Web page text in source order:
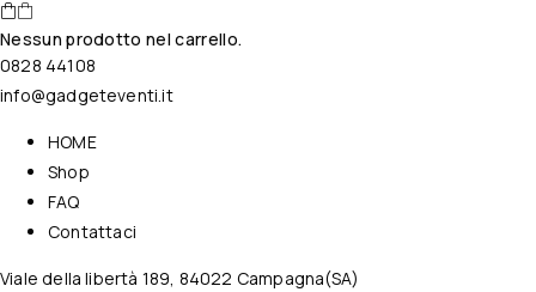
Nessun prodotto nel carrello.
0828 44108
info@gadgeteventi.it
HOME
Shop
FAQ
Contattaci
Viale della libertà 189, 84022 Campagna(SA)